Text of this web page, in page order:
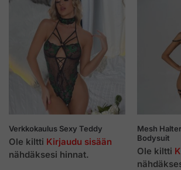
Verkkokaulus Sexy Teddy
Ole kiltti Kirjaudu sisään
nähdäksesi hinnat.
Mesh
Bodysuit
Ole kiltti